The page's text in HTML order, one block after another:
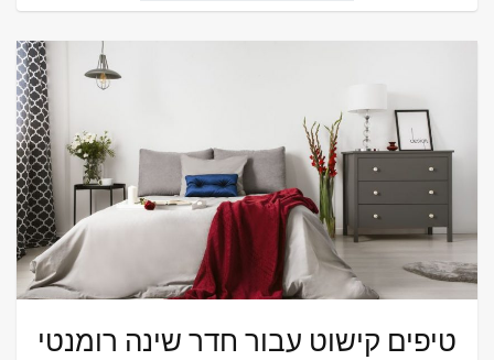
טיפים קישוט עבור חדר שינה רומנטי